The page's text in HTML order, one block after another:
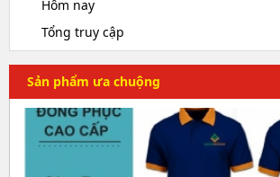
Hôm nay
Tổng truy cập
Sản phẩm ưa chuộng